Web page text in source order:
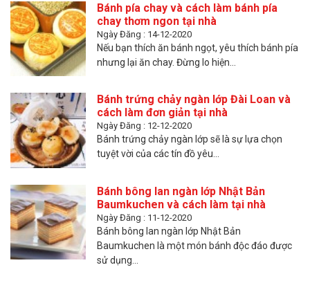
Bánh pía chay và cách làm bánh pía
chay thơm ngon tại nhà
Ngày Đăng : 14-12-2020
Nếu bạn thích ăn bánh ngọt, yêu thích bánh pía
nhưng lại ăn chay. Đừng lo hiện...
Bánh trứng chảy ngàn lớp Đài Loan và
cách làm đơn giản tại nhà
Ngày Đăng : 12-12-2020
Bánh trứng chảy ngàn lớp sẽ là sự lựa chọn
tuyệt vời của các tín đồ yêu...
Bánh bông lan ngàn lớp Nhật Bản
Baumkuchen và cách làm tại nhà
Ngày Đăng : 11-12-2020
Bánh bông lan ngàn lớp Nhật Bản
Baumkuchen là một món bánh độc đáo được
sử dụng...